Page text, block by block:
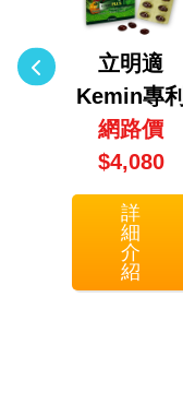
立明適
Kemin專利
金盞花萃取
葉黃素10入
團購組(30
顆/盒X10盒)
網路價
$4,080
詳
細
介
紹